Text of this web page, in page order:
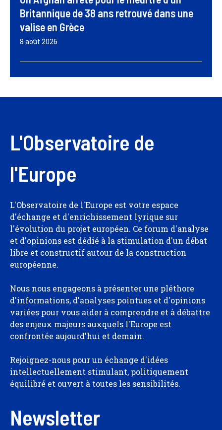
Britannique de 38 ans retrouvé dans une
valise en Grèce
8 août 2026
L'Observatoire de
l'Europe
L'Observatoire de l'Europe est votre espace
d'échange et d'enrichissement lyrique sur
l'évolution du projet européen. Ce forum d'analyse
et d'opinions est dédié à la stimulation d'un débat
libre et constructif autour de la construction
européenne.
Nous nous engageons à présenter une pléthore
d'informations, d'analyses pointues et d'opinions
variées pour vous aider à comprendre et à débattre
des enjeux majeurs auxquels l'Europe est
confrontée aujourd'hui et demain.
Rejoignez-nous pour un échange d'idées
intellectuellement stimulant, politiquement
équilibré et ouvert à toutes les sensibilités.
Newsletter